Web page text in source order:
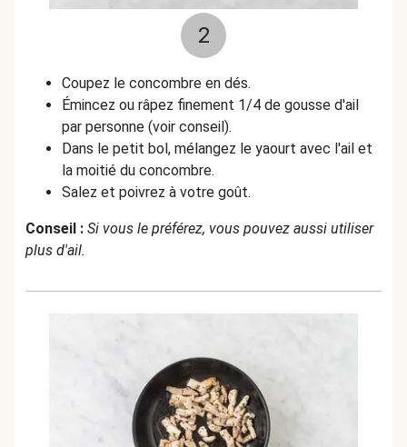
2
Coupez le concombre en dés.
Émincez ou râpez finement 1/4 de gousse d'ail
par personne (voir conseil).
Dans le petit bol, mélangez le yaourt avec l'ail et
la moitié du concombre.
Salez et poivrez à votre goût.
Conseil : Si vous le préférez, vous pouvez aussi utiliser
plus d'ail.